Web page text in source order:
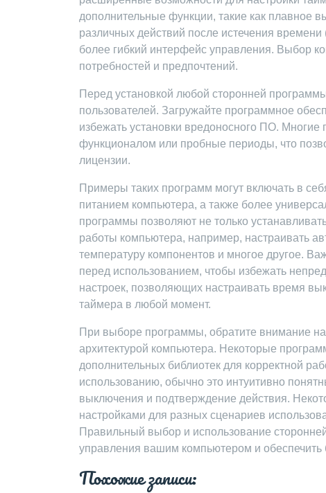
дополнительные функции, такие как плавное
различных действий после истечения
более гибкий интерфейс управления. Выбор
потребностей и предпочтений.
Перед установкой любой сторонней
пользователей. Загружайте программное
избежать установки вредоносного ПО.
функционалом или пробные периоды, что
лицензии.
Примеры таких программ могут включать в
питанием компьютера, а также более
программы позволяют не только
работы компьютера, например, настраивать
температуру компонентов и многое другое.
перед использованием, чтобы избежать
настроек, позволяющих настраивать время
таймера в любой момент.
При выборе программы, обратите внимание
архитектурой компьютера. Некоторые
дополнительных библиотек для корректной
использованию, обычно это интуитивно
выключения и подтверждение действия.
настройками для разных сценариев
Правильный выбор и использование
управления вашим компьютером и обеспечить
Похожие записи: